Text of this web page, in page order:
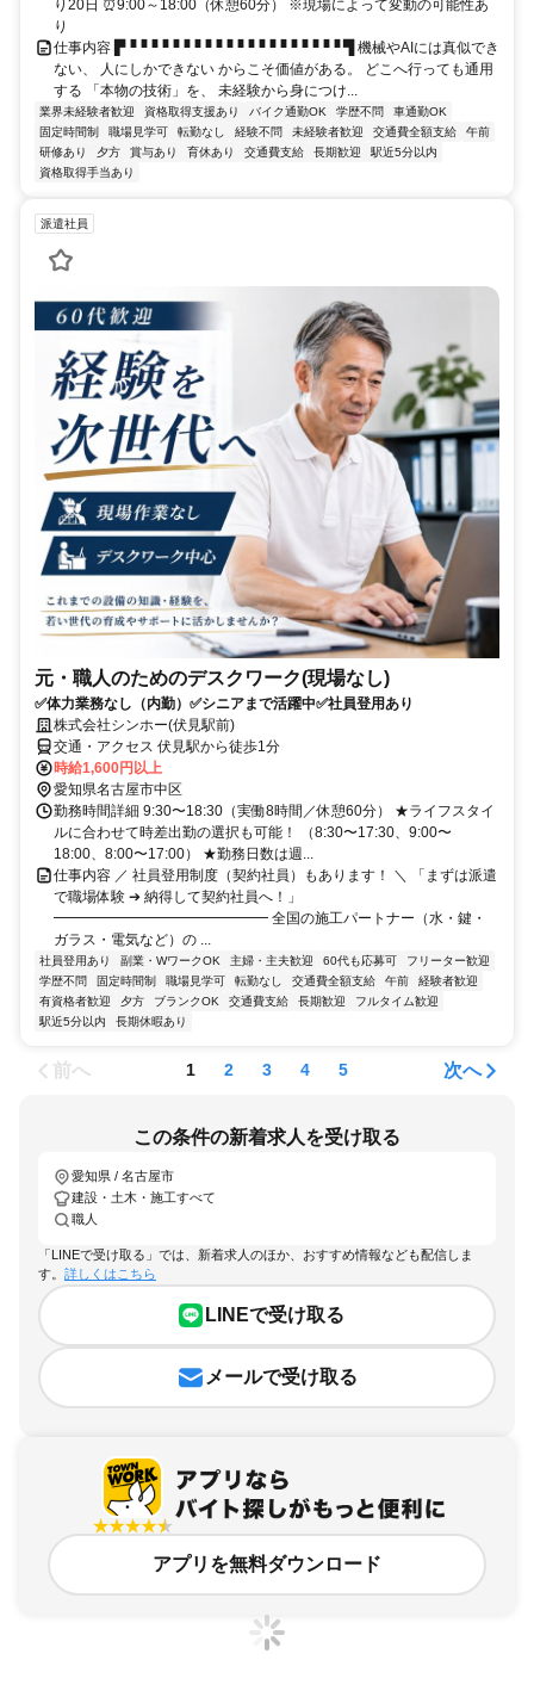
り20日 ⏰9:00～18:00（休憩60分） ※現場によって変動の可能性あ
り
仕事内容 ▛▝▝▝▝▝▝▝▝▝▝▝▝▝▝▝▝▝▝▝▝ ▜ 機械やAIには真似でき
ない、 人にしかできない からこそ価値がある。 どこへ行っても通用
する 「本物の技術」を、 未経験から身につけ...
業界未経験者歓迎 資格取得支援あり バイク通勤OK 学歴不問
車通勤OK
固定時間制
職場見学可 転勤なし 経験不問 未経験者歓迎 交通費全額支給
午前
研修あり
夕方 賞与あり 育休あり 交通費支給 長期歓迎
駅近5分以内
資格取得手当あり
派遣社員
元・職人のためのデスクワーク(現場なし)
✅体力業務なし（内勤）✅シニアまで活躍中✅社員登用あり
株式会社シンホー(伏見駅前)
交通・アクセス 伏見駅から徒歩1分
時給1,600円以上
愛知県名古屋市中区
勤務時間詳細 9:30〜18:30（実働8時間／休憩60分） ★ライフスタイ
ルに合わせて時差出勤の選択も可能！ （8:30〜17:30、9:00〜
18:00、8:00〜17:00） ★勤務日数は週...
仕事内容 ／ 社員登用制度（契約社員）もあります！ ＼ 「まずは派遣
で職場体験 ➔ 納得して契約社員へ！」
━━━━━━━━━━━━━━━ 全国の施工パートナー（水・鍵・
ガラス・電気など）の ...
社員登用あり 副業・WワークOK 主婦・主夫歓迎 60代も応募可
フリーター歓迎
学歴不問
固定時間制 職場見学可 転勤なし 交通費全額支給 午前
経験者歓迎
有資格者歓迎
夕方 ブランクOK 交通費支給 長期歓迎
フルタイム歓迎
駅近5分以内
長期休暇あり
前へ 1 2 3 4 5 次へ
この条件の新着求人を受け取る
愛知県 / 名古屋市
建設・土木・施工すべて
職人
「LINEで受け取る」では、新着求人のほか、おすすめ情報なども配信しま
す。 詳しくはこちら
LINEで受け取る
メールで受け取る
アプリを無料ダウンロード